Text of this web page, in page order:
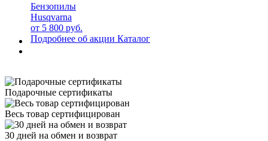
Бензопилы
Husqvarna
от 5 800 руб.
Подробнее об акции Каталог
Подарочные сертификаты
Весь товар сертифицирован
30 дней на обмен и возврат